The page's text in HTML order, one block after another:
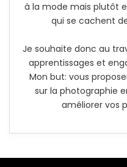
à la mode mais plutôt
qui se cachent
Je souhaite donc au
apprentissages et
Mon but: vous
sur la photographie
améliorer vos